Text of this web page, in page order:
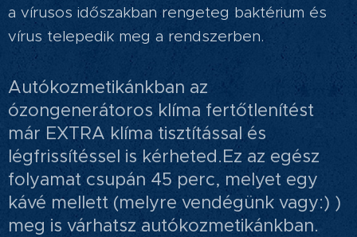
a vírusos időszakban rengeteg baktérium és
vírus telepedik meg a rendszerben.
Autókozmetikánkban az
ózongenerátoros klíma fertőtlenítést
már EXTRA klíma tisztítással és
légfrissítéssel is kérheted.Ez az egész
folyamat csupán 45 perc, melyet egy
kávé mellett (melyre vendégünk vagy:) )
meg is várhatsz autókozmetikánkban.